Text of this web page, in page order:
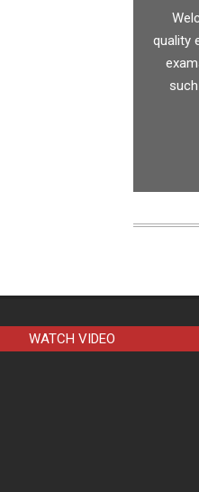
quality
WATCH VIDEO